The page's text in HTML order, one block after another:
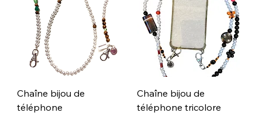
Chaîne bijou de
téléphone
Chaîne bijou de
téléphone tricolore